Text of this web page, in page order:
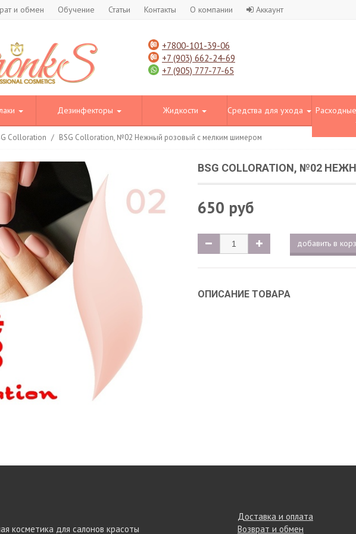
и обмен Обучение Статьи Контакты О компании Аккаунт
+7800-101-39-06
+7 (903) 662-24-69
+7 (905) 777-77-65
Дезинфекторы Жидкости Средства для ухода
Colloration / BSG Colloration, №02 Нежный розовый с мелким шимером
BSG COLLORATION, №02
650 руб
добавить в
ОПИСАНИЕ ТОВАРА
косметика для салонов красоты
Доставка и оплата
Возврат и обмен